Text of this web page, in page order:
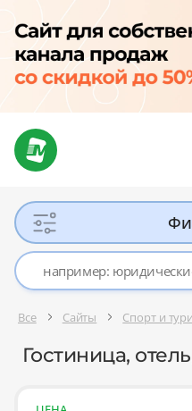
Все Сайты Спорт и
Гостиница,